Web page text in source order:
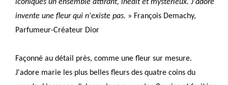
iconiques un ensemble attirant, inédit et mystérieux. J'adore
invente une fleur qui n'existe pas. » François Demachy,
Parfumeur-Créateur Dior
Façonné au détail près, comme une fleur sur mesure.
J'adore marie les plus belles fleurs des quatre coins du